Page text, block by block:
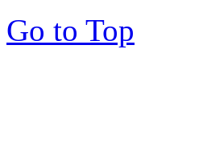
Go to Top